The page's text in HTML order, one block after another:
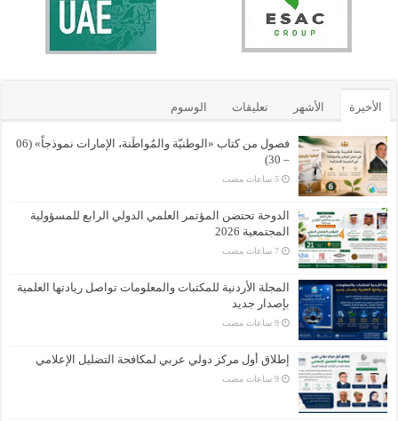
الأخيرة الأشهر تعليقات الوسوم
فصول من كتاب «الوطنيّة والمُواطَنة، الإمارات نموذجاً» (06
– 30)
الدوحة تحتضن المؤتمر العلمي الدولي الرابع للمسؤولية
المجتمعية 2026
المجلة الأردنية للمكتبات والمعلومات تواصل ريادتها العلمية
بإصدار جديد
إطلاق أول مركز دولي عربي لمكافحة التضليل الإعلامي